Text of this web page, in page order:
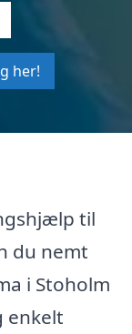
her!
til
du nemt
i Stoholm
enkelt